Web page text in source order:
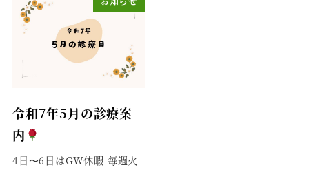
令和7年5月の診療案
内
4日〜6日はGW休暇 毎週火